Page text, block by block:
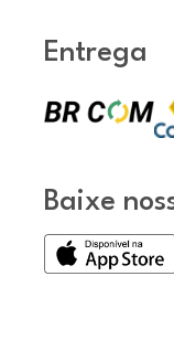
Entrega
Baixe